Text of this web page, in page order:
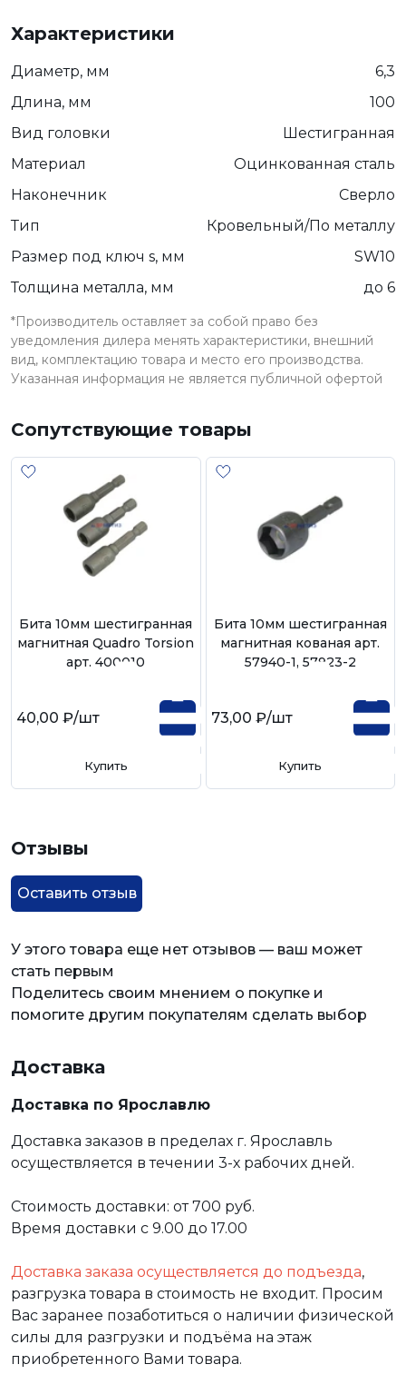
Характеристики
Диаметр, мм
6,3
Длина, мм
100
Вид головки
Шестигранная
Материал
Оцинкованная сталь
Наконечник
Сверло
Тип
Кровельный/По металлу
Размер под ключ s, мм
SW10
Толщина металла, мм
до 6
*Производитель оставляет за собой право без
уведомления дилера менять характеристики, внешний
вид, комплектацию товара и место его производства.
Указанная информация не является публичной офертой
Сопутствующие товары
Бита 10мм шестигранная
магнитная Quadro Torsion
арт. 400010
40,00 ₽/шт
Купить
Бита 10мм шестигранная
магнитная кованая арт.
57940-1, 57923-2
73,00 ₽/шт
Купить
Отзывы
Оставить отзыв
У этого товара еще нет отзывов — ваш может
стать первым
Поделитесь своим мнением о покупке и
помогите другим покупателям сделать выбор
Доставка
Доставка по Ярославлю
Доставка заказов в пределах г. Ярославль
осуществляется в течении 3-х рабочих дней.
Стоимость доставки: от 700 руб.
Время доставки с 9.00 до 17.00
Доставка заказа осуществляется до подъезда,
разгрузка товара в стоимость не входит. Просим
Вас заранее позаботиться о наличии физической
силы для разгрузки и подъёма на этаж
приобретенного Вами товара.